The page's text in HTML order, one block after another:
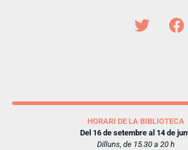
HORARI DE LA BIBLIOTECA
Del 16 de setembre al 14 de
Dilluns, de 15.30 a 20 h